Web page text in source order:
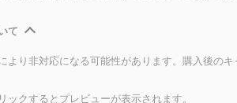
て
より非対応になる可能性があります。購入後のキ
ックするとプレビューが表示されます。